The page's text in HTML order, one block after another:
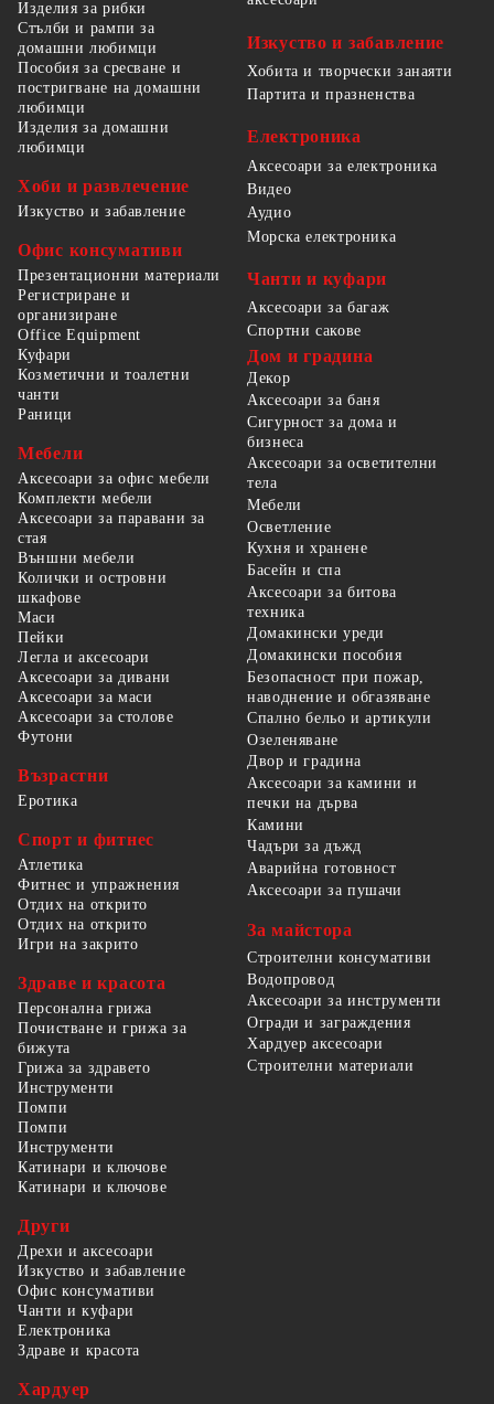
Изделия за рибки
Стълби и рампи за
домашни любимци
Пособия за сресване и
постригване на домашни
любимци
Изделия за домашни
любимци
Хоби и развлечение
Изкуство и забавление
Офис консумативи
Презентационни материали
Регистриране и
организиране
Office Equipment
Изкуство и забавление
Хобита и творчески занаяти
Партита и празненства
Електроника
Аксесоари за електроника
Видео
Аудио
Морска електроника
Чанти и куфари
Аксесоари за багаж
Спортни сакове
Куфари
Козметични и тоалетни
чанти
Раници
Мебели
Аксесоари за офис мебели
Комплекти мебели
Аксесоари за паравани за
стая
Външни мебели
Колички и островни
шкафове
Маси
Пейки
Легла и аксесоари
Аксесоари за дивани
Аксесоари за маси
Аксесоари за столове
Футони
Възрастни
Еротика
Спорт и фитнес
Атлетика
Фитнес и упражнения
Отдих на открито
Отдих на открито
Игри на закрито
Здраве и красота
Персонална грижа
Почистване и грижа за
бижута
Грижа за здравето
Дом и градина
Декор
Аксесоари за баня
Сигурност за дома и
бизнеса
Аксесоари за осветителни
тела
Мебели
Осветление
Кухня и хранене
Басейн и спа
Аксесоари за битова
техника
Домакински уреди
Домакински пособия
Безопасност при пожар,
наводнение и обгазяване
Спално бельо и артикули
Озеленяване
Двор и градина
Аксесоари за камини и
печки на дърва
Камини
Чадъри за дъжд
Аварийна готовност
Аксесоари за пушачи
За майстора
Строителни консумативи
Водопровод
Аксесоари за инструменти
Огради и заграждения
Хардуер аксесоари
Строителни материали
Инструменти
Помпи
Помпи
Инструменти
Катинари и ключове
Катинари и ключове
Други
Дрехи и аксесоари
Изкуство и забавление
Офис консумативи
Чанти и куфари
Електроника
Здраве и красота
Хардуер